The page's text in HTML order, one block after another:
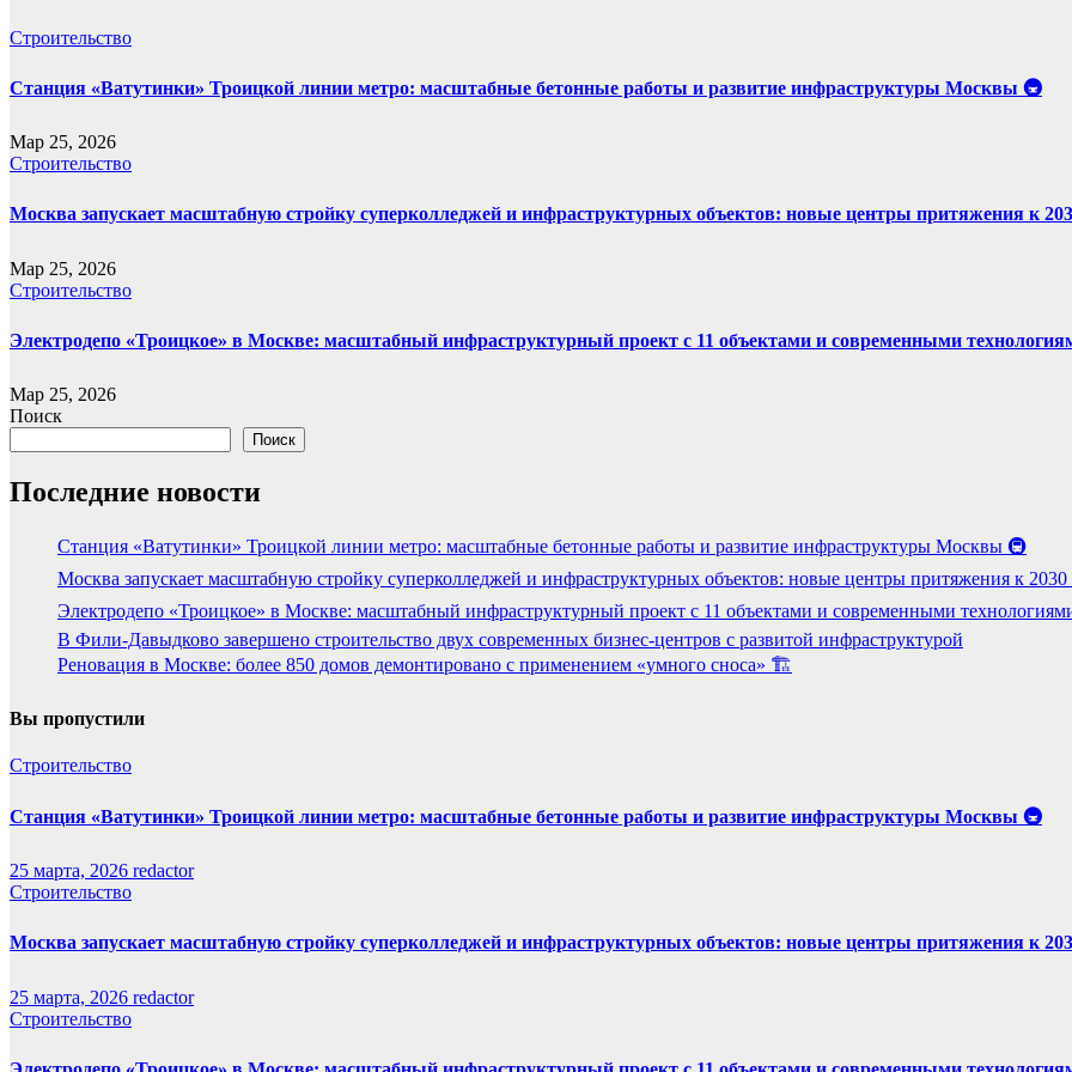
Строительство
Станция «Ватутинки» Троицкой линии метро: масштабные бетонные работы и развитие инфраструктуры Москвы 🚇
Мар 25, 2026
Строительство
Москва запускает масштабную стройку суперколледжей и инфраструктурных объектов: новые центры притяжения к
Мар 25, 2026
Строительство
Электродепо «Троицкое» в Москве: масштабный инфраструктурный проект с 11 объектами и современными
Мар 25, 2026
Поиск
Поиск
Последние новости
Станция «Ватутинки» Троицкой линии метро: масштабные бетонные работы и развитие инфраструктуры Москвы 🚇
Москва запускает масштабную стройку суперколледжей и инфраструктурных объектов: новые центры притяжения к
Электродепо «Троицкое» в Москве: масштабный инфраструктурный проект с 11 объектами и современными
В Фили-Давыдково завершено строительство двух современных бизнес-центров с развитой инфраструктурой
Реновация в Москве: более 850 домов демонтировано с применением «умного сноса» 🏗️
Вы пропустили
Строительство
Станция «Ватутинки» Троицкой линии метро: масштабные бетонные работы и развитие инфраструктуры Москвы 🚇
25 марта, 2026 redactor
Строительство
Москва запускает масштабную стройку суперколледжей и инфраструктурных объектов: новые центры притяжения к
25 марта, 2026 redactor
Строительство